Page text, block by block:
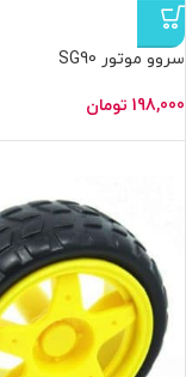
سروو موتور SG90
198,000 تومان